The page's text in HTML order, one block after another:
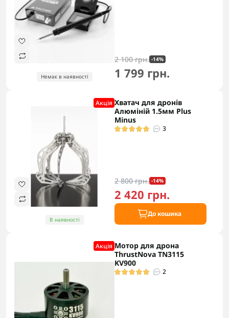
Немає в наявності
2 100 грн. -14%
1 799 грн.
Акцiя
В наявності
Хватач для дронів
Алюміній 1.5мм Plus
Minus
3
2 800 грн. -14%
2 420 грн.
До кошика
Акцiя Мотор для дрона
ThrustNova TN3115
KV900
2